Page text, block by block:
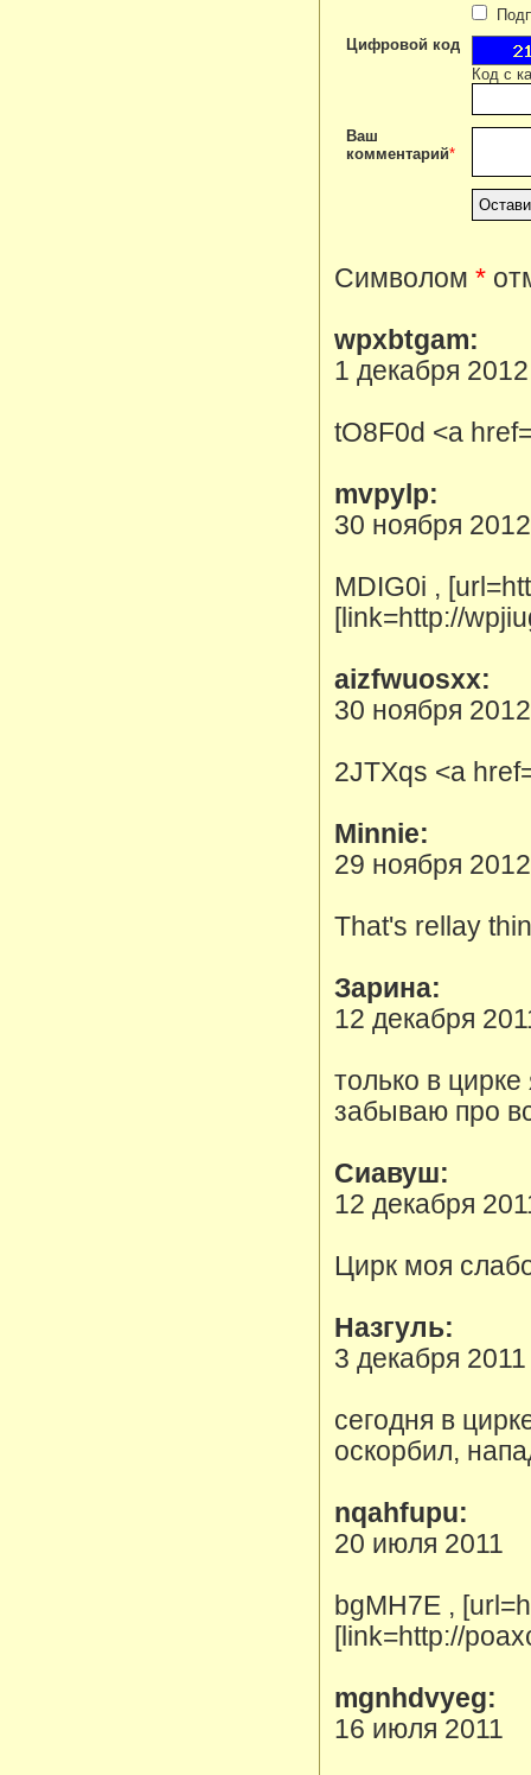
Цифровой код
Код с
Ваш
комментарий*
Символом *
wpxbtgam:
1 декабря 2012
tO8F0d <a
mvpylp:
30 ноября 2012
MDIG0i ,
[link=http://
aizfwuosxx:
30 ноября 2012
2JTXqs <a
Minnie:
29 ноября 2012
That's rellay
Зарина:
12 декабря
только в
забываю про
Сиавуш:
12 декабря
Цирк моя
Назгуль:
3 декабря 2011
сегодня в
оскорбил,
nqahfupu:
20 июля 2011
bgMH7E ,
[link=http://
mgnhdvyeg:
16 июля 2011